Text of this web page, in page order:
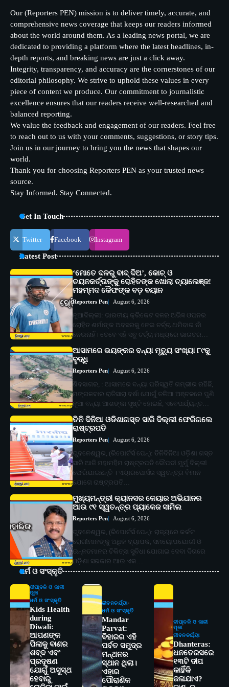
Our (Reporters PEN) mission is to deliver timely, accurate, and
comprehensive news coverage that keeps our readers informed
about the world around them. As a leading news portal, we are
dedicated to providing a platform where the latest headlines, in-
depth reports, and breaking news are just a click away.
Integrity, transparency, and accuracy are the cornerstones of our
editorial philosophy. We strive to uphold these values in every
piece of content we produce. Our commitment to journalistic
excellence ensures that our readers receive well-researched and
balanced reporting.
We value the feedback and engagement of our readers. Feel free
to reach out to us with your comments, suggestions, or story tips.
Join us in our journey to bring you the news that shapes our
world.
Thank you for choosing Reporters PEN as your trusted news
source.
Stay Informed. Stay Connected.
Get In Touch
Twitter Facebook Instagram
Latest Post
‘ମୋତେ ଦଳରୁ ବାଦ୍ ଦିଅ’, କୋଚ୍ ଓ
ଚୟନକର୍ତ୍ତାଙ୍କୁ ରୋହିତଙ୍କ ଖୋଲା ଚ୍ୟାଲେଞ୍ଜ!
ମହମ୍ମଦ କୈଫଙ୍କ ବଡ଼ ବୟାନ
Reporters Pen August 6, 2026
ନୂଆଦିଲ୍ଲୀ: ଭାରତୀୟ କ୍ରିକେଟ ଦଳର ଅଭିଜ୍ଞ ଓପନର
ରୋହିତ ଶର୍ମାଙ୍କ ଅବସରକୁ ନେଇ ଚର୍ଚ୍ଚା ଥମିବାର ନାଁ
ନେଉନାହିଁ। ତେବେ ଏହି ସବୁ ଚର୍ଚ୍ଚା ମଧ୍ୟରେ ଭାରତର…
ଆସାମରେ ଭୟଙ୍କର ବନ୍ୟା ମୃତ୍ୟୁ ସଂଖ୍ୟା ୮୯କୁ
ବୃଦ୍ଧି
Reporters Pen August 6, 2026
ଶିବସାଗର, : ଆସାମରେ ବନ୍ୟା ପରିସ୍ଥିତି ଗମ୍ଭୀର ରହିଛି,
ମଙ୍ଗଳବାର ରାତିସାରା ବର୍ଷା ଯୋଗୁଁ ତଳିଆ ଅଞ୍ଚଳରେ ପୁଣି
ନୂଆ ବନ୍ୟା ଆଶଙ୍କା ସୃଷ୍ଟି ହୋଇଛି, ଏବେପର୍ଯ୍ୟନ୍ତ…
ତିନି ଦିନିଆ ଓଡିଶାଗସ୍ତ ସାରି ଦିଲ୍ଲୀ ଫେରିଗଲେ
ରାଷ୍ଟ୍ରପତି
Reporters Pen August 6, 2026
ଭୁବନେଶ୍ୱର, (ରିପୋର୍ଟର୍ସ ପେନ୍‌): ତିନିଦିନିଆ ଓଡ଼ିଶା ଗସ୍ତ
ସାରି ଆଜି ମହାମହିମ ରାଷ୍ଟ୍ରପତି ଦୌପଦୀ ମୁର୍ମୁ ଦିଲ୍ଲୀ
ଫେରିଯାଇଛନ୍ତି । ଏୟାରପୋର୍ସର ସ୍ୱତନ୍ତ୍ର ବିମାନ
ଯୋଗେ ରାଷ୍ଟ୍ରପତି…
ମୁଖ୍ୟମନ୍ତ୍ରୀ କ୍ୟାନସର କେୟାର ଅଭିଯାନର
ଆଉ ୯୧ ସ୍ୱତନ୍ତ୍ର ପ୍ୟାକେଜ ସାମିଲ
Reporters Pen August 6, 2026
ଭୁବନେଶ୍ୱର, (ରିପୋର୍ଟର୍ସ ପେନ୍‌): ରାଜ୍ୟରେ କର୍କଟ
ରୋଗୀମାନଙ୍କୁ ଅଧିକ ବ୍ୟାପକ, ସମୟୋପଯୋଗୀ ଓ
ଉନ୍ନତମାନର ଚିକିତ୍ସା ସୁବିଧା ଯୋଗାଇ ଦେବା ଦିଗରେ
ଓଡ଼ିଶା ସରକାର ଆଉ ଏକ…
ଧର୍ମ ଓ ସଂସ୍କୃତି
ଦୀପାବଳି ଓ କାଳୀ
ପୂଜା
ଧର୍ମ ଓ ସଂସ୍କୃତି
Kids Health
during
Diwali:
ଆପଣଙ୍କ
ପିଲାକୁ ବାଣର
ଶବ୍ଦ ଏବଂ
ପ୍ରଦୂଷଣ
ଯୋଗୁଁ ଅସୁସ୍ଥ
ହେବାରୁ
ଜୀବନଚର୍ଯ୍ୟା
ଧର୍ମ ଓ ସଂସ୍କୃତି
Mandar
Parvat:
ବିହାରର ଏହି
ପର୍ବତ ସମୁଦ୍ର
ମନ୍ଥନର
ସ୍ଥାନ ଥିଲା।
ଏହାର
ପୌରାଣିକ
ଦୀପାବଳି ଓ କାଳୀ
ପୂଜା
ଜୀବନଚର୍ଯ୍ୟା
Dhanteras:
ଧନତେରସରେ
୧୩ଟି ଦୀପ
କାହିଁକି
ଜଳାଯାଏ?